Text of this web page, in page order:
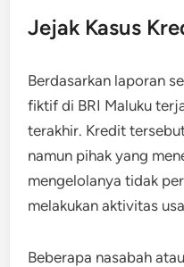
Jejak Kasus
Berdasarkan laporan
fiktif di BRI Maluku
terakhir. Kredit
namun pihak yang
mengelolanya tidak
melakukan aktivitas
Beberapa nasabah